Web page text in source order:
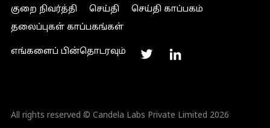
குறை நிவர்த்தி
செய்தி
செய்தி காப்பகம்
தலைப்புகள் காப்பகங்கள்
எங்களைப் பின்தொடரவும்
All rights reserved © Candela Labs Private Limited 2026